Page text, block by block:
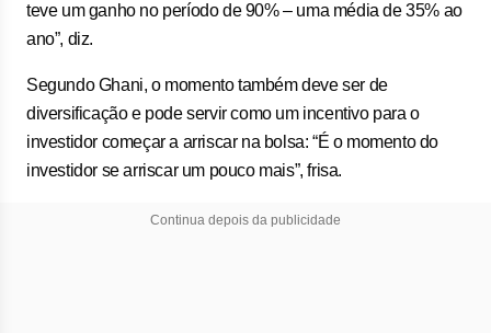
teve um ganho no período de 90% – uma média de 35% ao
ano”, diz.
Segundo Ghani, o momento também deve ser de
diversificação e pode servir como um incentivo para o
investidor começar a arriscar na bolsa: “É o momento do
investidor se arriscar um pouco mais”, frisa.
Continua depois da publicidade